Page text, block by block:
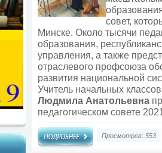
совет,
Минске. Около тысячи
образования,
управления, а также
отраслевого профсоюза
развития национальной
Учитель начальных
Людмила Анатольевна
педагогическом совете
Просмотров: 553